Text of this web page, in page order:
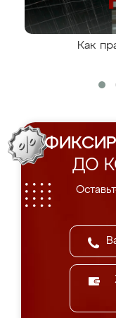
Как
ДО